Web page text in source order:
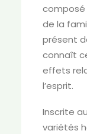
composé
de la
présent
connaît
effets
l’esprit.
Inscrite
variétés